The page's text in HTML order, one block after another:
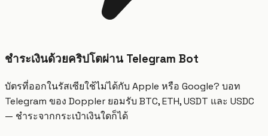
ชำระเงินด้วยคริปโตผ่าน Telegram Bot
บัตรที่ออกในรัสเซียใช้ไม่ได้กับ Apple หรือ Google? บอท
Telegram ของ Doppler ยอมรับ BTC, ETH, USDT และ USDC
— ชำระจากกระเป๋าเงินใดก็ได้